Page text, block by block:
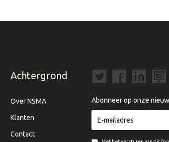
Achtergrond
Over NSMA
Klanten
Contact
Abonneer op onze